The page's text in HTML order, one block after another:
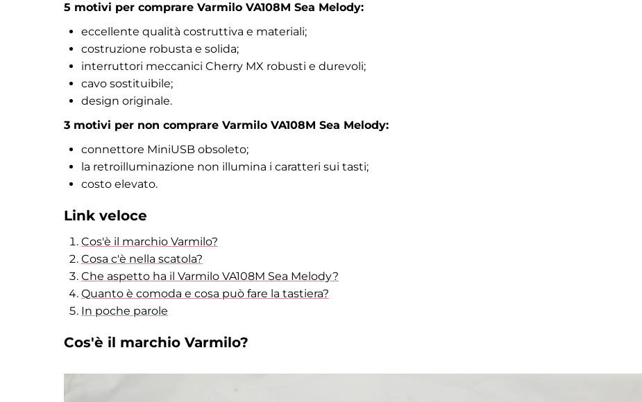
5 motivi per comprare Varmilo VA108M Sea Melody:
eccellente qualità costruttiva e materiali;
costruzione robusta e solida;
interruttori meccanici Cherry MX robusti e durevoli;
cavo sostituibile;
design originale.
3 motivi per non comprare Varmilo VA108M Sea Melody:
connettore MiniUSB obsoleto;
la retroilluminazione non illumina i caratteri sui tasti;
costo elevato.
Link veloce
Cos'è il marchio Varmilo?
Cosa c'è nella scatola?
Che aspetto ha il Varmilo VA108M Sea Melody?
Quanto è comoda e cosa può fare la tastiera?
In poche parole
Cos'è il marchio Varmilo?